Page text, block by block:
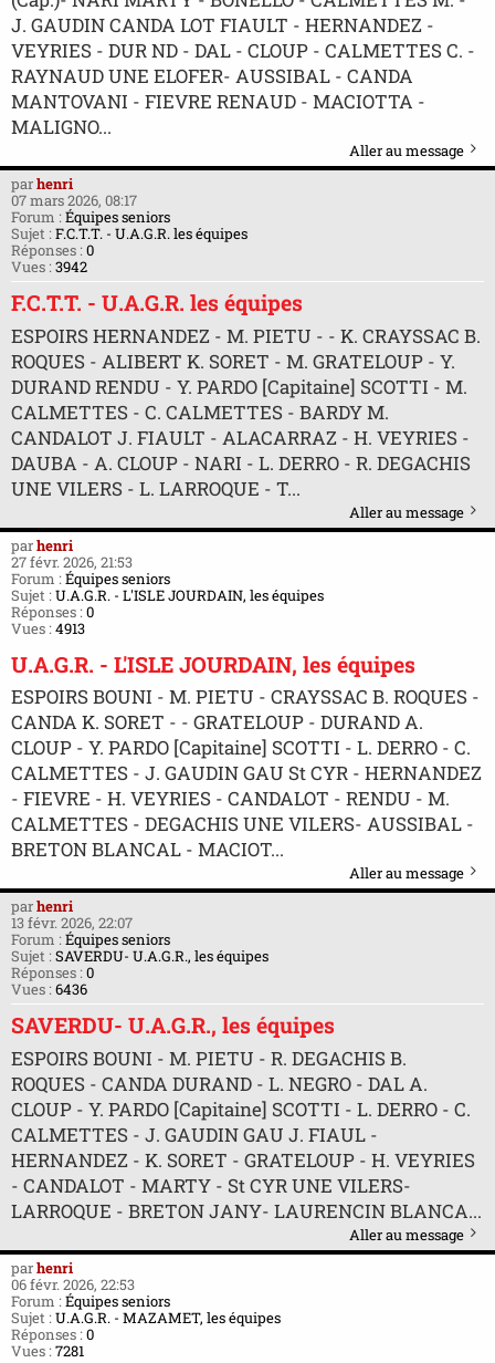
J. GAUDIN CANDA LOT FIAULT - HERNANDEZ -
VEYRIES - DUR ND - DAL - CLOUP - CALMETTES C. -
RAYNAUD UNE ELOFER- AUSSIBAL - CANDA
MANTOVANI - FIEVRE RENAUD - MACIOTTA -
MALIGNO...
Aller au message
parhenri
07 mars 2026, 08:17
Forum : Équipes seniors
Sujet : F.C.T.T. - U.A.G.R. les équipes
Réponses : 0
Vues : 3942
F.C.T.T. - U.A.G.R. les équipes
ESPOIRS HERNANDEZ - M. PIETU - - K. CRAYSSAC B.
ROQUES - ALIBERT K. SORET - M. GRATELOUP - Y.
DURAND RENDU - Y. PARDO [Capitaine] SCOTTI - M.
CALMETTES - C. CALMETTES - BARDY M.
CANDALOT J. FIAULT - ALACARRAZ - H. VEYRIES -
DAUBA - A. CLOUP - NARI - L. DERRO - R. DEGACHIS
UNE VILERS - L. LARROQUE - T...
Aller au message
parhenri
27 févr. 2026, 21:53
Forum :Équipes seniors
Sujet :U.A.G.R. - L'ISLE JOURDAIN, les équipes
Réponses :0
Vues :4913
U.A.G.R. - L'ISLE JOURDAIN, les équipes
ESPOIRS BOUNI - M. PIETU - CRAYSSAC B. ROQUES -
CANDA K. SORET - - GRATELOUP - DURAND A.
CLOUP - Y. PARDO [Capitaine] SCOTTI - L. DERRO - C.
CALMETTES - J. GAUDIN GAU St CYR - HERNANDEZ
- FIEVRE - H. VEYRIES - CANDALOT - RENDU - M.
CALMETTES - DEGACHIS UNE VILERS- AUSSIBAL -
BRETON BLANCAL - MACIOT...
Aller au message
parhenri
13 févr. 2026, 22:07
Forum : Équipes seniors
Sujet : SAVERDU- U.A.G.R., les équipes
Réponses : 0
Vues : 6436
SAVERDU- U.A.G.R., les équipes
ESPOIRS BOUNI - M. PIETU - R. DEGACHIS B.
ROQUES - CANDA DURAND - L. NEGRO - DAL A.
CLOUP - Y. PARDO [Capitaine] SCOTTI - L. DERRO - C.
CALMETTES - J. GAUDIN GAU J. FIAUL -
HERNANDEZ - K. SORET - GRATELOUP - H. VEYRIES
- CANDALOT - MARTY - St CYR UNE VILERS-
LARROQUE - BRETON JANY- LAURENCIN BLANCA...
Aller au message
parhenri
06 févr. 2026, 22:53
Forum :Équipes seniors
Sujet :U.A.G.R. - MAZAMET, les équipes
Réponses :0
Vues :7281